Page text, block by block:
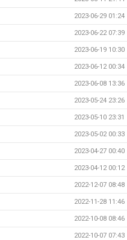
2023-06-29 01:24
2023-06-22 07:39
2023-06-19 10:30
2023-06-12 00:34
2023-06-08 13:36
2023-05-24 23:26
2023-05-10 23:31
2023-05-02 00:33
2023-04-27 00:40
2023-04-12 00:12
2022-12-07 08:48
2022-11-28 11:46
2022-10-08 08:46
2022-10-07 07:43